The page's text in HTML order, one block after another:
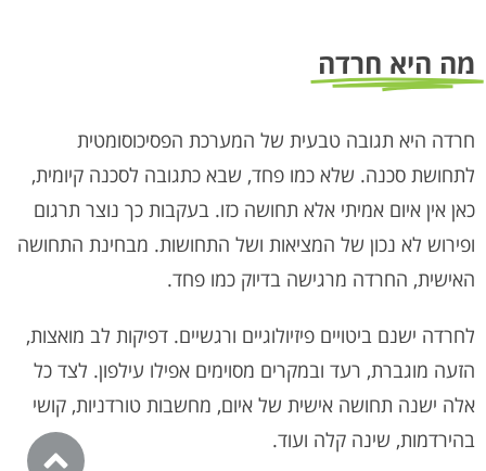
מה היא חרדה
חרדה היא תגובה טבעית של המערכת הפסיכוסומטית
לתחושת סכנה. שלא כמו פחד, שבא כתגובה לסכנה קיומית,
כאן אין איום אמיתי אלא תחושה כזו. בעקבות כך נוצר תרגום
ופירוש לא נכון של המציאות ושל התחושות. מבחינת התחושה
האישית, החרדה מרגישה בדיוק כמו פחד.
לחרדה ישנם ביטויים פיזיולוגיים ורגשיים. דפיקות לב מואצות,
הזעה מוגברת, רעד ובמקרים מסוימים אפילו עילפון. לצד כל
אלה ישנה תחושה אישית של איום, מחשבות טורדניות, קושי
בהירדמות, שינה קלה ועוד.